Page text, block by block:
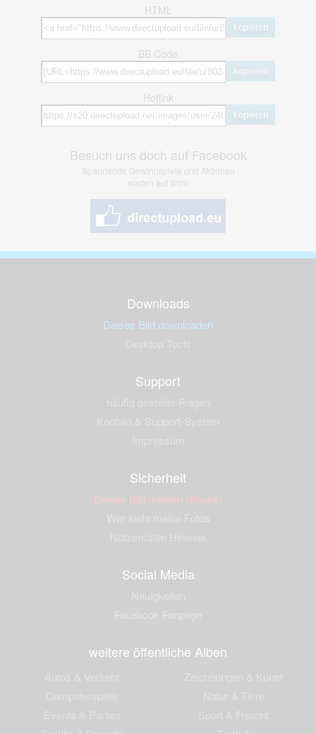
HTML
kopieren
BB Code
kopieren
Hotlink
kopieren
Besuch uns doch auf Facebook
Spannende Gewinnspiele und Aktionen
warten auf dich!
Downloads
Dieses Bild downloaden
Support
Sicherheit
Dieses Bild melden (Abuse)
Social Media
weitere öffentliche Alben